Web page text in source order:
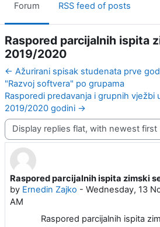
Forum RSS feed of posts
Raspored parcijalnih ispita
2019/2020
← Ažurirani spisak studenata prve
"Razvoj softvera" po grupama
Rasporedi predavanja i grupnih vježbi
2019/2020 godini →
Display mode
Raspored parcijalnih ispita zimski
by Ernedin Zajko - Wednesday, 13
AM
Number of replies: 0
Raspored parcijalnih ispita